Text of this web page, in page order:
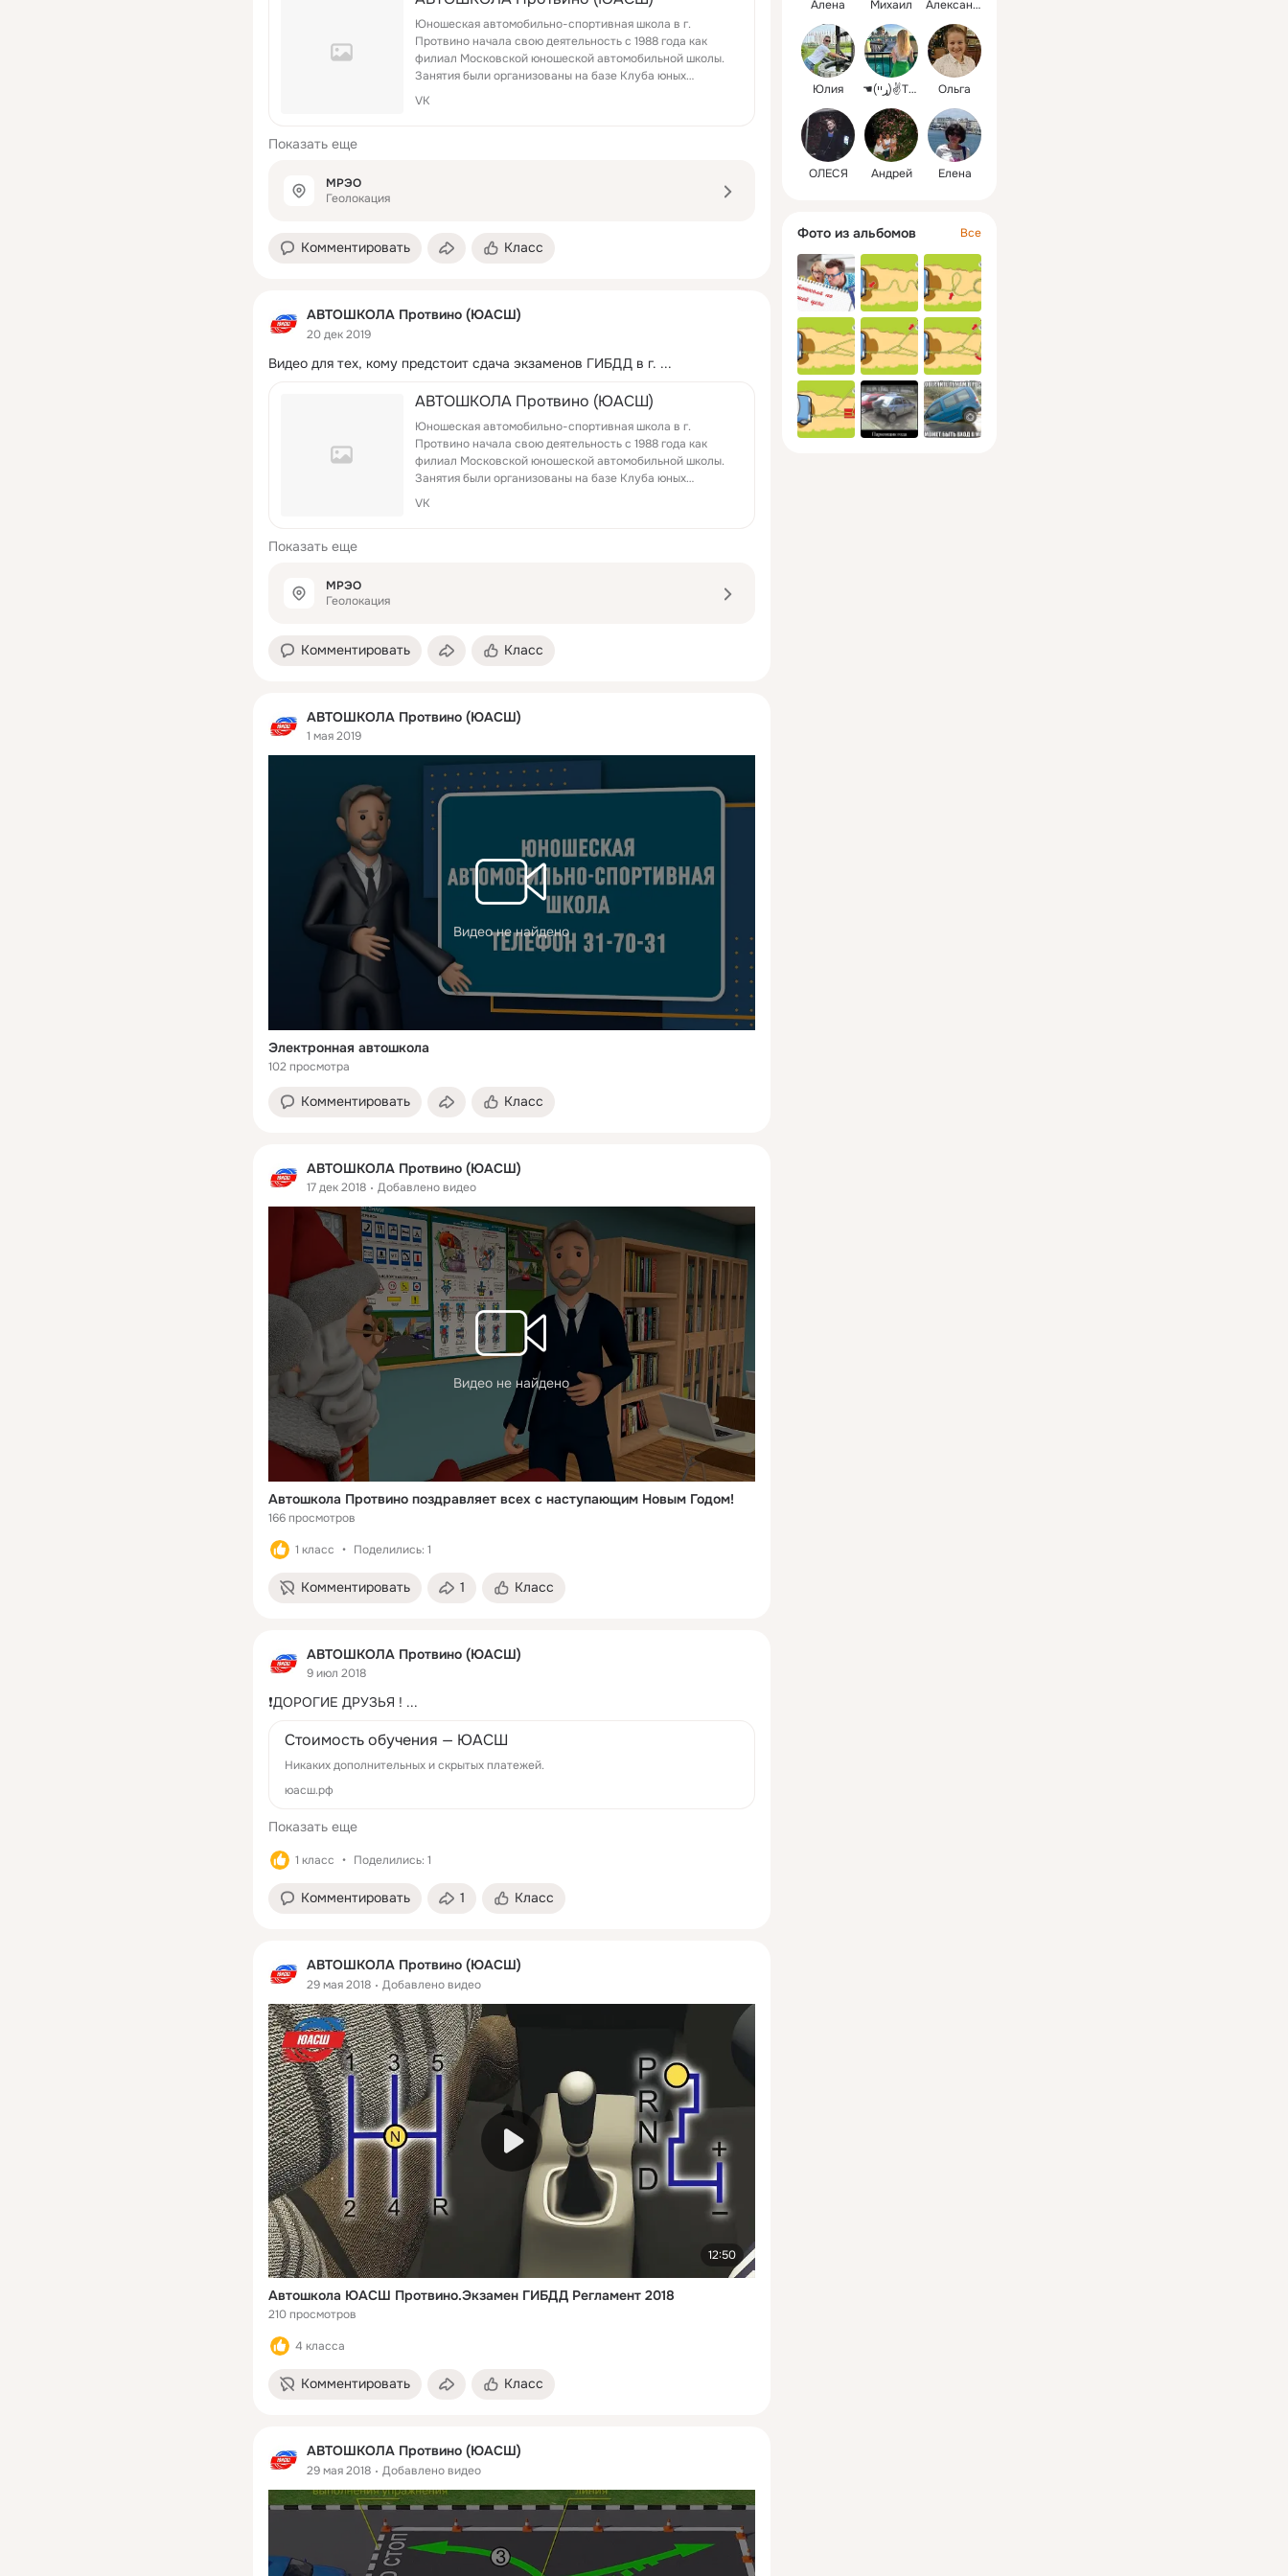
Юношеская автомобильно-спортивная школа в г.
Протвино начала свою деятельность с 1988 года как
филиал Московской юношеской автомобильной школы.
Занятия были организованы на базе Клуба юных
техников со старшеклассниками школ гор...
VK
Показать еще
МРЭО
Геолокация
Комментировать Класс
АВТОШКОЛА Протвино (ЮАСШ)
20 дек 2019
Видео для тех, кому предстоит сдача экзаменов ГИБДД в г. ...
АВТОШКОЛА Протвино (ЮАСШ)
Юношеская автомобильно-спортивная школа в г.
Протвино начала свою деятельность с 1988 года как
филиал Московской юношеской автомобильной школы.
Занятия были организованы на базе Клуба юных
техников со старшеклассниками школ гор...
VK
Показать еще
МРЭО
Геолокация
Комментировать Класс
АВТОШКОЛА Протвино (ЮАСШ)
1 мая 2019
Видео не найдено
Электронная автошкола
102 просмотра
Комментировать Класс
АВТОШКОЛА Протвино (ЮАСШ)
17 дек 2018 Добавлено видео
Видео не найдено
Автошкола Протвино поздравляет всех с наступающим Новым Годом!
166 просмотров
1 класс Поделились: 1
Комментировать 1 Класс
АВТОШКОЛА Протвино (ЮАСШ)
9 июл 2018
❗ДОРОГИЕ ДРУЗЬЯ ! ...
Cтоимость обучения — ЮАСШ
Никаких дополнительных и скрытых платежей.
юасш.рф
Показать еще
1 класс Поделились: 1
Комментировать 1 Класс
АВТОШКОЛА Протвино (ЮАСШ)
29 мая 2018 Добавлено видео
12:50
Автошкола ЮАСШ Протвино.Экзамен ГИБДД Регламент 2018
210 просмотров
4 класса
Комментировать Класс
АВТОШКОЛА Протвино (ЮАСШ)
29 мая 2018 Добавлено видео
будет интересно!
Алена Михаил Александра
Юлия ☚(ړײ)✌Тanechka Ольга
ОЛЕСЯ Андрей Елена
Фото из альбомов Все